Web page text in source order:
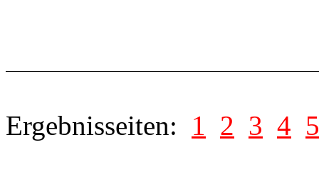
Ergebnisseiten: 1 2 3 4 5